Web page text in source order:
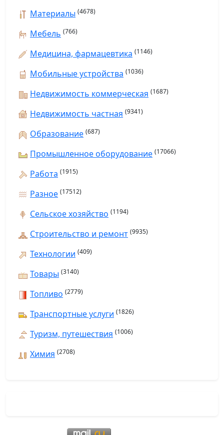
Материалы (4678)
Мебель (766)
Медицина, фармацевтика (1146)
Мобильные устройства (1036)
Недвижимость коммерческая (1687)
Недвижимость частная (9341)
Образование (687)
Промышленное оборудование (17066)
Работа (1915)
Разное (17512)
Сельское хозяйство (1194)
Строительство и ремонт (9935)
Технологии (409)
Товары (3140)
Топливо (2779)
Транспортные услуги (1826)
Туризм, путешествия (1006)
Химия (2708)